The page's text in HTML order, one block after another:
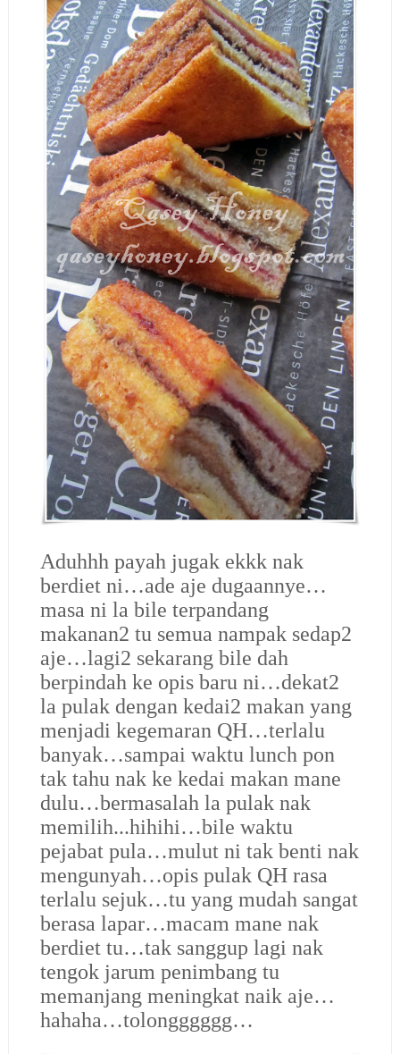
Aduhhh payah jugak ekkk nak
berdiet ni…ade aje dugaannye…
masa ni la bile terpandang
makanan2 tu semua nampak sedap2
aje…lagi2 sekarang bile dah
berpindah ke opis baru ni…dekat2
la pulak dengan kedai2 makan yang
menjadi kegemaran QH…terlalu
banyak…sampai waktu lunch pon
tak tahu nak ke kedai makan mane
dulu…bermasalah la pulak nak
memilih...hihihi…bile waktu
pejabat pula…mulut ni tak benti nak
mengunyah…opis pulak QH rasa
terlalu sejuk…tu yang mudah sangat
berasa lapar…macam mane nak
berdiet tu…tak sanggup lagi nak
tengok jarum penimbang tu
memanjang meningkat naik aje…
hahaha…tolongggggg…